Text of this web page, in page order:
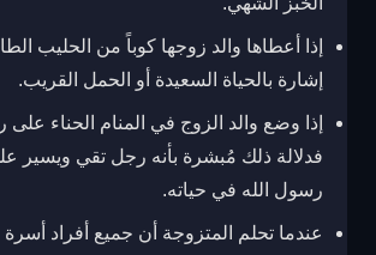
إذا أعطاها والد زوجها كوباً من الحليب
إشارة بالحياة السعيدة أو الحمل القريب.
إذا وضع والد الزوج في المنام الحناء على
فدلالة ذلك مُبشرة بأنه رجل تقي ويسير
رسول الله في حياته.
عندما تحلم المتزوجة أن جميع أفراد أسرة